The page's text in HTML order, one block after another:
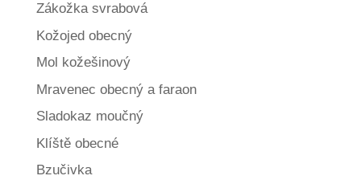
Zákožka svrabová
Kožojed obecný
Mol kožešinový
Mravenec obecný a faraon
Sladokaz moučný
Klíště obecné
Bzučivka